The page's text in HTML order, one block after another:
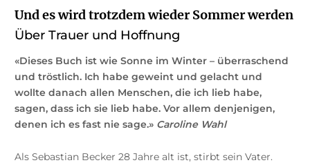
Und es wird trotzdem wieder Sommer werden
Über Trauer und Hoffnung
«Dieses Buch ist wie Sonne im Winter – überraschend
und tröstlich. Ich habe geweint und gelacht und
wollte danach allen Menschen, die ich lieb habe,
sagen, dass ich sie lieb habe. Vor allem denjenigen,
denen ich es fast nie sage.» Caroline Wahl
Als Sebastian Becker 28 Jahre alt ist, stirbt sein Vater.